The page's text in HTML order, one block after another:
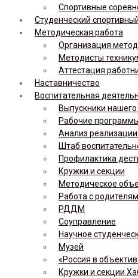
Спортивные
Студенческий
Методическая работа
Организация
Методисты
Аттестация
Наставничество
Воспитательная
Выпускники
Рабочие
Анализ
Штаб
Профилактика
Кружки и секции
Методическое
Работа с
РДДМ
Соуправление
Научное
Музей
«Россия в
Кружки и секции